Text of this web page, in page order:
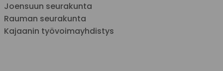
Joensuun seurakunta
Rauman seurakunta
Kajaanin työvoimayhdistys